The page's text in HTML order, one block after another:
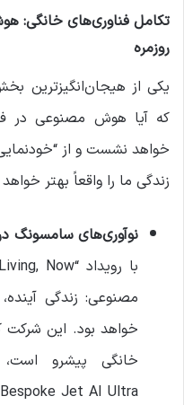
تکامل فناوری‌های خانگی:
روزمره
که آیا هوش مصنوعی در
خواهد نشست و از
زندگی ما را واقعاً بهتر
نوآوری‌های سامسونگ
مصنوعی: زندگی
خواهد بود. این
خانگی پیشرو است،